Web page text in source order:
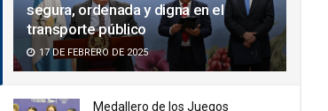
segura, ordenada y digna en el
transporte público
17 DE FEBRERO DE 2025
Medallero de los Juegos